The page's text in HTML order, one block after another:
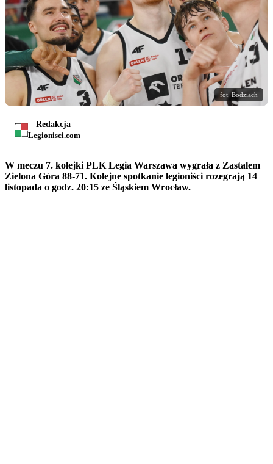
fot. Bodziach
Redakcja
Legionisci.com
W meczu 7. kolejki PLK Legia Warszawa wygrała z Zastalem
Zielona Góra 88-71. Kolejne spotkanie legioniści rozegrają 14
listopada o godz. 20:15 ze Śląskiem Wrocław.